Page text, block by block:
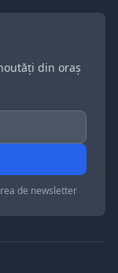
din oraș
de newsletter